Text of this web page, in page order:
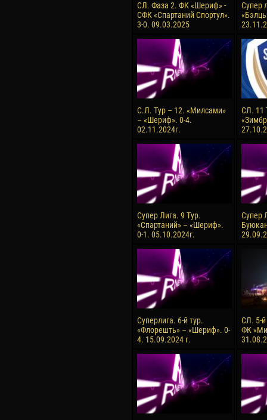
СЛ. Фаза 2. ФК «Шериф» -
СФК «Спартаний Спортул».
3-0. 09.03.2025
Супер
С.Л. Тур – 12. «Милсами»
– «Шериф». 0-4.
02.11.2024г.
СЛ. 11
Супер Лига. 9 Тур.
«Спартаний» – «Шериф».
0-1. 05.10.2024г.
Супер
Суперлига. 6-й тур.
«Флорешть» – «Шериф». 0-
4. 15.09.2024 г.
СЛ. 5-
ФК